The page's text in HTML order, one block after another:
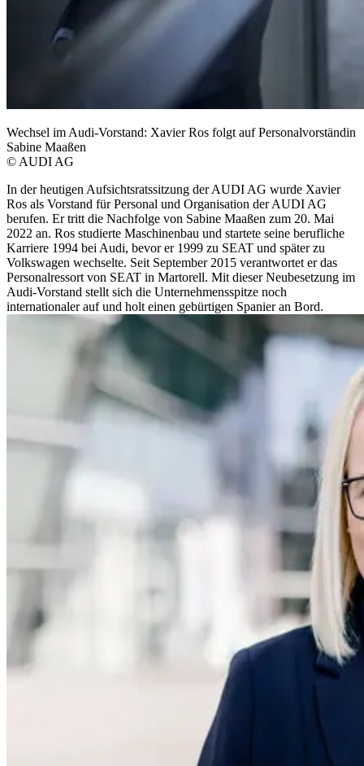
Wechsel im Audi-Vorstand: Xavier Ros folgt auf Personalvorständin
Sabine Maaßen
© AUDI AG
In der heutigen Aufsichtsratssitzung der AUDI AG wurde Xavier
Ros als Vorstand für Personal und Organisation der AUDI AG
berufen. Er tritt die Nachfolge von Sabine Maaßen zum 20. Mai
2022 an. Ros studierte Maschinenbau und startete seine berufliche
Karriere 1994 bei Audi, bevor er 1999 zu SEAT und später zu
Volkswagen wechselte. Seit September 2015 verantwortet er das
Personalressort von SEAT in Martorell. Mit dieser Neubesetzung im
Audi-Vorstand stellt sich die Unternehmensspitze noch
internationaler auf und holt einen gebürtigen Spanier an Bord.